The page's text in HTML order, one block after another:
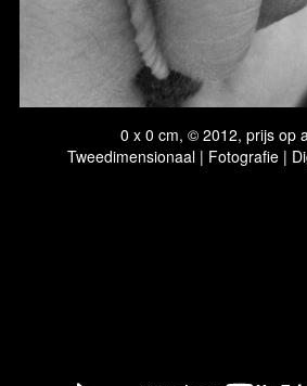
0 x 0 cm, © 2012, prijs op
Tweedimensionaal | Fotografie |